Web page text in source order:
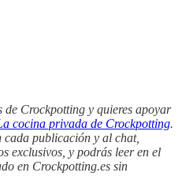
de Crockpotting y quieres apoyar
cocina privada de Crockpotting.
cada publicación y al chat,
exclusivos, y podrás leer en el
en Crockpotting.es sin